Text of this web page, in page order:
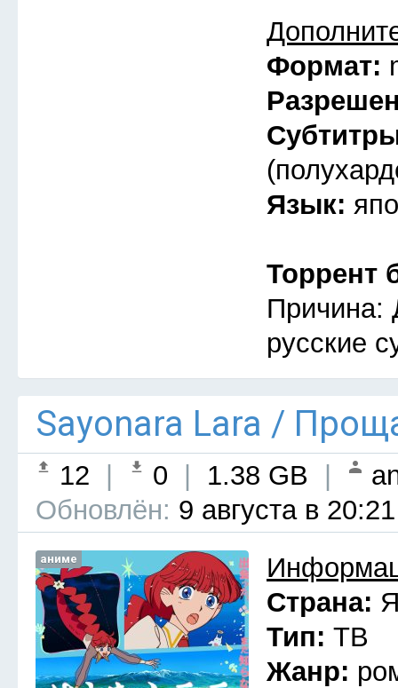
Формат:
Язык:
Торрент
Причина:
русские
Sayonara Lara /
12 0 1.38 GB
Обновлён: 9 августа в 20:21
аниме
Страна:
Тип: ТВ
Жанр: